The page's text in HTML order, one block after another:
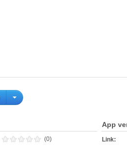
(0)
App
Link: